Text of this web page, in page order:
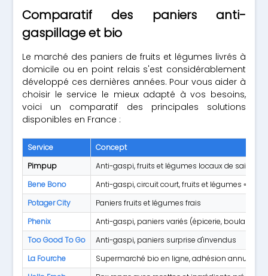
Comparatif des paniers anti-
gaspillage et bio
Le marché des paniers de fruits et légumes livrés à
domicile ou en point relais s'est considérablement
développé ces dernières années. Pour vous aider à
choisir le service le mieux adapté à vos besoins,
voici un comparatif des principales solutions
disponibles en France :
Service
Concept
Pimpup
Anti-gaspi, fruits et légumes locaux de saison
Bene Bono
Anti-gaspi, circuit court, fruits et légumes «
Potager City
Paniers fruits et légumes frais
Phenix
Anti-gaspi, paniers variés (épicerie,
Too Good To Go
Anti-gaspi, paniers surprise d'invendus
La Fourche
Supermarché bio en ligne, adhésion annuelle